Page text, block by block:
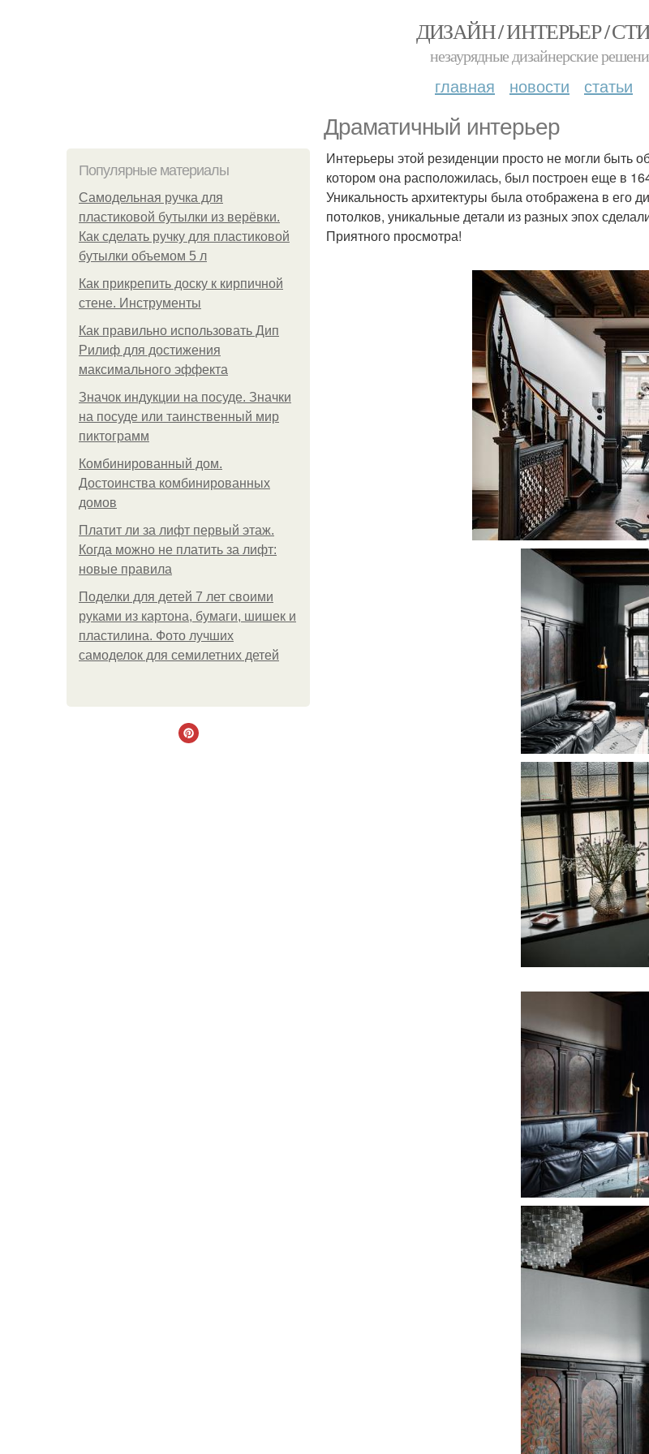
ДИЗАЙН / ИНТЕРЬЕР /
незаурядные дизайнерские
главная новости статьи
Драматичный интерьер
Популярные материалы
Самодельная ручка для
пластиковой бутылки из верёвки.
Как сделать ручку для пластиковой
бутылки объемом 5 л
Как прикрепить доску к кирпичной
стене. Инструменты
Как правильно использовать Дип
Рилиф для достижения
максимального эффекта
Значок индукции на посуде. Значки
на посуде или таинственный мир
пиктограмм
Комбинированный дом.
Достоинства комбинированных
домов
Платит ли за лифт первый этаж.
Когда можно не платить за лифт:
новые правила
Поделки для детей 7 лет своими
руками из картона, бумаги, шишек и
пластилина. Фото лучших
самоделок для семилетних детей
Интерьеры этой резиденции просто не могли
котором она расположилась, был построен еще в
Уникальность архитектуры была отображена в его
потолков, уникальные детали из разных эпох
Приятного просмотра!